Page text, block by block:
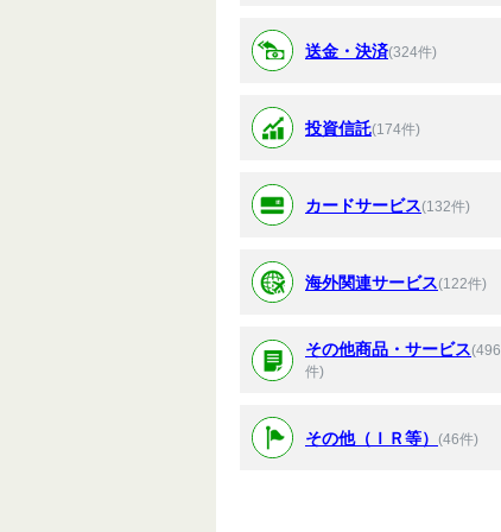
送金・決済(324件)
投資信託(174件)
カードサービス(132件)
海外関連サービス(122件)
その他商品・サービス(496
件)
その他（ＩＲ等） (46件)